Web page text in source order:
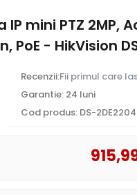
mini PTZ 2MP,
PoE - HikVision
Recenzii:Fii primul care
Garantie: 24 luni
Cod produs: DS-
915